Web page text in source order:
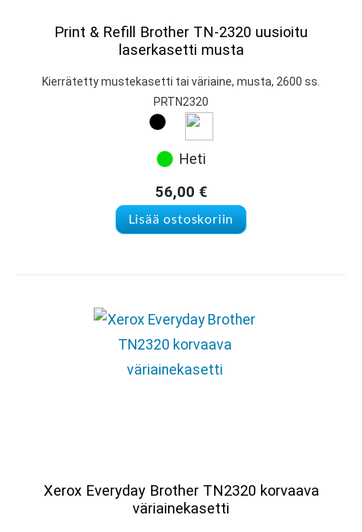
Print & Refill Brother TN-2320 uusioitu
laserkasetti musta
Kierrätetty mustekasetti tai väriaine, musta, 2600 ss.
PRTN2320
Heti
56,00 €
Lisää ostoskoriin
Xerox Everyday Brother TN2320 korvaava
väriainekasetti